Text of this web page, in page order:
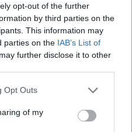
opt-out of the further
by third parties on the
This information may
parties on the IAB’s List of
further disclose it to other
Opt Outs
of my
τεύχους